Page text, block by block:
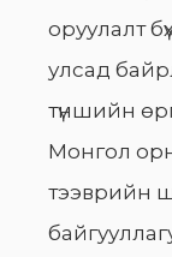
оруулалт
улсад
түншийн
Монгол
тээврийн